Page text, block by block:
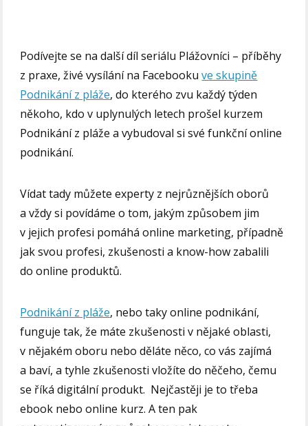
Podívejte se na další díl seriálu Plážovníci – příběhy
z praxe, živé vysílání na Facebookuve skupině
Podnikání z pláže, do kterého zvu každý týden
někoho, kdo v uplynulých letech prošel kurzem
Podnikání z pláže a vybudoval si své funkční online
podnikání.
Vídat tady můžete experty z nejrůznějších oborů
a vždy si povídáme o tom, jakým způsobem jim
v jejich profesi pomáhá online marketing, případně
jak svou profesi, zkušenosti a know-how zabalili
do online produktů.
Podnikání z pláže, nebo taky online podnikání,
funguje tak, že máte zkušenosti v nějaké oblasti,
v nějakém oboru nebo děláte něco, co vás zajímá
a baví, a tyhle zkušenosti vložíte do něčeho, čemu
se říká digitální produkt. ⁣⁣ Nejčastěji je to třeba
ebook nebo online kurz. A ten pak